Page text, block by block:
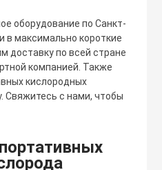
оборудование по Санкт-
в максимально короткие
доставку по всей стране
компанией. Также
кислородных
Свяжитесь с нами, чтобы